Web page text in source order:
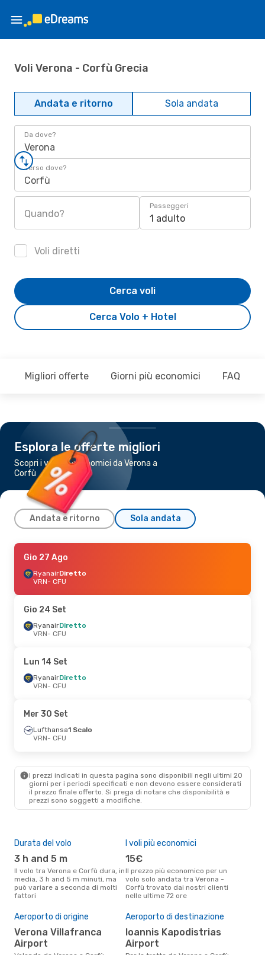
Voli Verona - Corfù Grecia
Andata e ritorno Sola andata
Da dove?
Verona
Verso dove?
Corfù
Quando?
Passeggeri
1 adulto
Voli diretti
Cerca Volo + Hotel
Cerca voli
Migliori offerte Giorni più economici FAQ
Esplora le offerte migliori
Scopri i voli più economici da Verona a
Corfù
Andata e ritorno Sola andata
Gio 24 Set- Gio 24 Set
RyanairDiretto
VRN- CFU
CFU- VRN
Gio 10 Set- Gio 17 Set
RyanairDiretto
CFU - VRN
RyanairDiretto
VRN- CFU
RyanairDiretto
CFU - VRN
Ven 2 Ott- Dom 4 Ott
Lufthansa1 Scalo
VRN- CFU
Lufthansa1 Scalo
CFU- VRN
Gio 27 Ago
RyanairDiretto
VRN- CFU
Gio 24 Set
RyanairDiretto
VRN- CFU
Lun 14 Set
RyanairDiretto
VRN- CFU
Mer 30 Set
Lufthansa1 Scalo
VRN- CFU
I prezzi indicati in questa pagina sono disponibili negli ultimi 20
giorni per i periodi specificati e non devono essere considerati
il ​​prezzo finale offerto. Si prega di notare che disponibilità e
prezzi sono soggetti a modifiche.
Durata del volo
3 h and 5 m
Il volo tra Verona e Corfù dura, in
media, 3 h and 5 m minuti, ma
può variare a seconda di molti
fattori
I voli più economici
15€
Il prezzo più economico per un
volo solo andata tra Verona -
Corfù trovato dai nostri clienti
nelle ultime 72 ore
Aeroporto di origine
Verona Villafranca
Airport
Aeroporto di destinazione
Ioannis Kapodistrias
Airport